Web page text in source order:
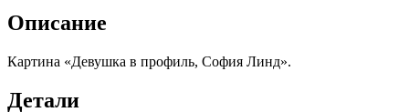
Описание
Картина «Девушка в профиль, София Линд».
Детали